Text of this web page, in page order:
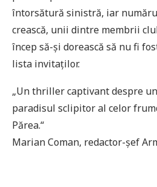
întorsătură sinistră, iar
crească, unii dintre membrii
încep să-și dorească să nu fi
lista invitaților.
„Un thriller captivant despre
paradisul sclipitor al celor
Părea.“
Marian Coman, redactor-șef